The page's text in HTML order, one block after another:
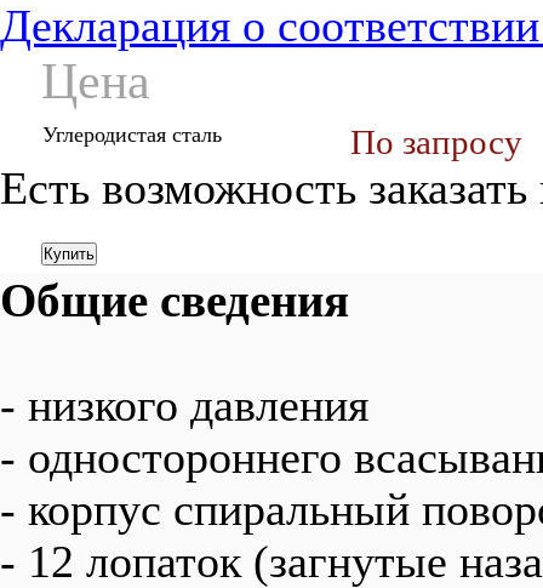
Декларация о
Цена
Углеродистая сталь По запросу
Есть возможность
Купить
Общие сведения
- низкого давления
- одностороннего
- корпус спиральный
- 12 лопаток (загнутые